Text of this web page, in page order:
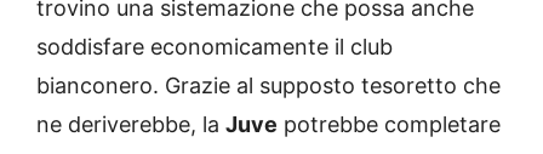
trovino una sistemazione che possa anche
soddisfare economicamente il club
bianconero. Grazie al supposto tesoretto che
ne deriverebbe, la Juve potrebbe completare